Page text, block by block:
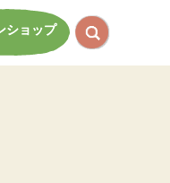
ショップ